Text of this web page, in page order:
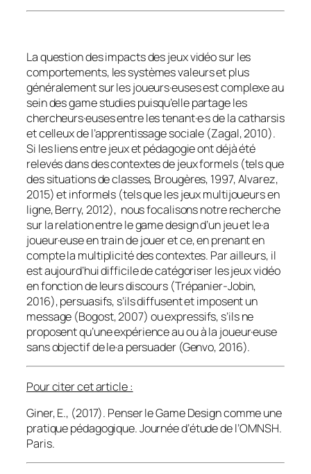
La question des impacts des jeux vidéo sur les
comportements, les systèmes valeurs et plus
généralement sur les joueurs·euses est complexe au
sein desgame studiespuisqu’elle partage les
chercheurs·euses entre les tenant·e·s de la catharsis
et celleux de l’apprentissage sociale (Zagal, 2010).
Si les liens entre jeux et pédagogie ont déjà été
relevés dans des contextes de jeux formels (tels que
des situations de classes, Brougères, 1997, Alvarez,
2015) et informels (tels que les jeux multijoueurs en
ligne, Berry, 2012), nous focalisons notre recherche
sur la relation entre legame designd’un jeu et le·a
joueur·euseen trainde jouer et ce, en prenant en
compte la multiplicité des contextes. Par ailleurs, il
est aujourd’hui difficile de catégoriser les jeux vidéo
en fonction de leurs discours (Trépanier-Jobin,
2016), persuasifs, s’ils diffusent et imposent un
message (Bogost, 2007) ou expressifs, s’ils ne
proposent qu’une expérience au ou à la joueur·euse
sans objectif de le·a persuader (Genvo, 2016).
Pour citer cet article :
Giner, E., (2017). Penser le Game Design comme une
pratique pédagogique. Journée d’étude de l’OMNSH.
Paris.